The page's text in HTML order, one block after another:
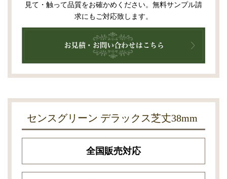
見て・触って品質をお確かめください。無料サンプル請
求にもご対応致します。
センスグリーン デラックス芝丈38mm
全国販売対応